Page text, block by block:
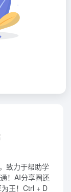
致力于帮助学
！AI分享圈还
王！Ctrl + D